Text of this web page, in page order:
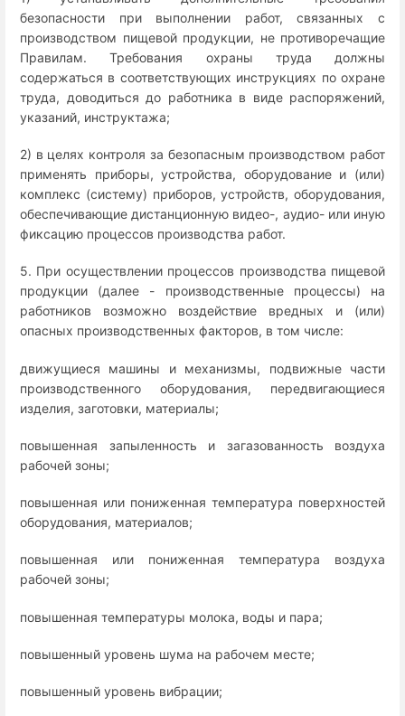
безопасности при выполнении работ, связанных с
производством пищевой продукции, не противоречащие
Правилам. Требования охраны труда должны
содержаться в соответствующих инструкциях по охране
труда, доводиться до работника в виде распоряжений,
указаний, инструктажа;
2) в целях контроля за безопасным производством работ
применять приборы, устройства, оборудование и (или)
комплекс (систему) приборов, устройств, оборудования,
обеспечивающие дистанционную видео-, аудио- или иную
фиксацию процессов производства работ.
5. При осуществлении процессов производства пищевой
продукции (далее - производственные процессы) на
работников возможно воздействие вредных и (или)
опасных производственных факторов, в том числе:
движущиеся машины и механизмы, подвижные части
производственного оборудования, передвигающиеся
изделия, заготовки, материалы;
повышенная запыленность и загазованность воздуха
рабочей зоны;
повышенная или пониженная температура поверхностей
оборудования, материалов;
повышенная или пониженная температура воздуха
рабочей зоны;
повышенная температуры молока, воды и пара;
повышенный уровень шума на рабочем месте;
повышенный уровень вибрации;